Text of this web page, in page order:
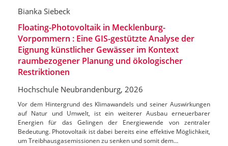
Bianka Siebeck
Floating-Photovoltaik in Mecklenburg-
Vorpommern : Eine GIS-gestützte Analyse der
Eignung künstlicher Gewässer im Kontext
raumbezogener Planung und ökologischer
Restriktionen
Hochschule Neubrandenburg, 2026
Vor dem Hintergrund des Klimawandels und seiner Auswirkungen
auf Natur und Umwelt, ist ein weiterer Ausbau erneuerbarer
Energien für das Gelingen der Energiewende von zentraler
Bedeutung. Photovoltaik ist dabei bereits eine effektive Möglichkeit,
um Treibhausgasemissionen zu senken und somit dem…